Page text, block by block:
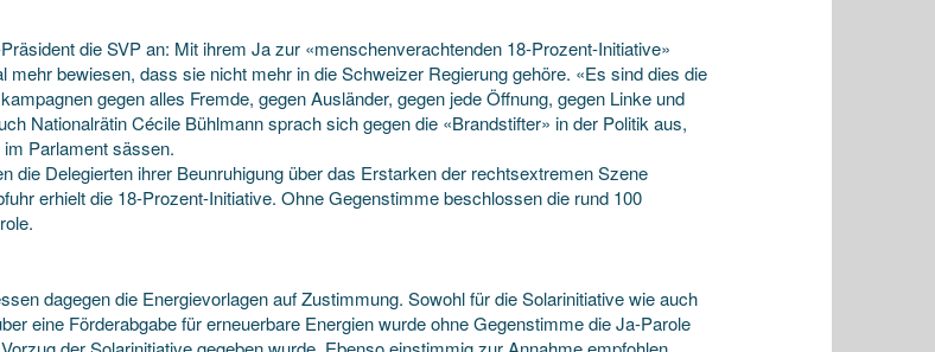
die SVP an: Mit ihrem Ja zur «menschenverachtenden 18-Prozent-Initiative»
mehr bewiesen, dass sie nicht mehr in die Schweizer Regierung gehöre. «Es sind dies die
gegen alles Fremde, gegen Ausländer, gegen jede Öffnung, gegen Linke und
Nationalrätin Cécile Bühlmann sprach sich gegen die «Brandstifter» in der Politik aus,
Parlament sässen.
die Delegierten ihrer Beunruhigung über das Erstarken der rechtsextremen Szene
erhielt die 18-Prozent-Initiative. Ohne Gegenstimme beschlossen die rund 100
dagegen die Energievorlagen auf Zustimmung. Sowohl für die Solarinitiative wie auch
eine Förderabgabe für erneuerbare Energien wurde ohne Gegenstimme die Ja-Parole